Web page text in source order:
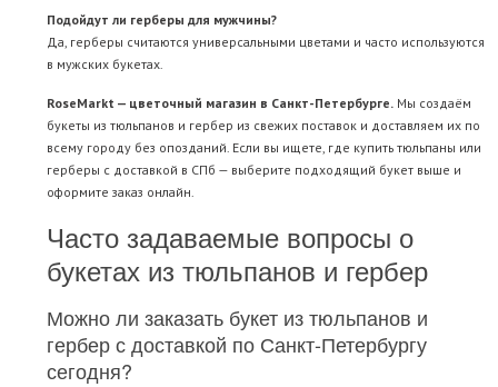
Подойдут ли герберы для мужчины?
Да, герберы считаются универсальными цветами и часто используются
в мужских букетах.
RoseMarkt — цветочный магазин в Санкт-Петербурге. Мы создаём
букеты из тюльпанов и гербер из свежих поставок и доставляем их по
всему городу без опозданий. Если вы ищете, где купить тюльпаны или
герберы с доставкой в СПб — выберите подходящий букет выше и
оформите заказ онлайн.
Часто задаваемые вопросы о
букетах из тюльпанов и гербер
Можно ли заказать букет из тюльпанов и
гербер с доставкой по Санкт-Петербургу
сегодня?